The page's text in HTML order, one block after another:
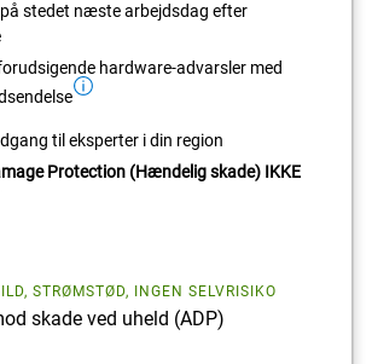
stedet næste arbejdsdag efter
hardware-advarsler med
til eksperter i din region
Protection (Hændelig skade) IKKE
STRØMSTØD, INGEN SELVRISIKO
skade ved uheld (ADP)